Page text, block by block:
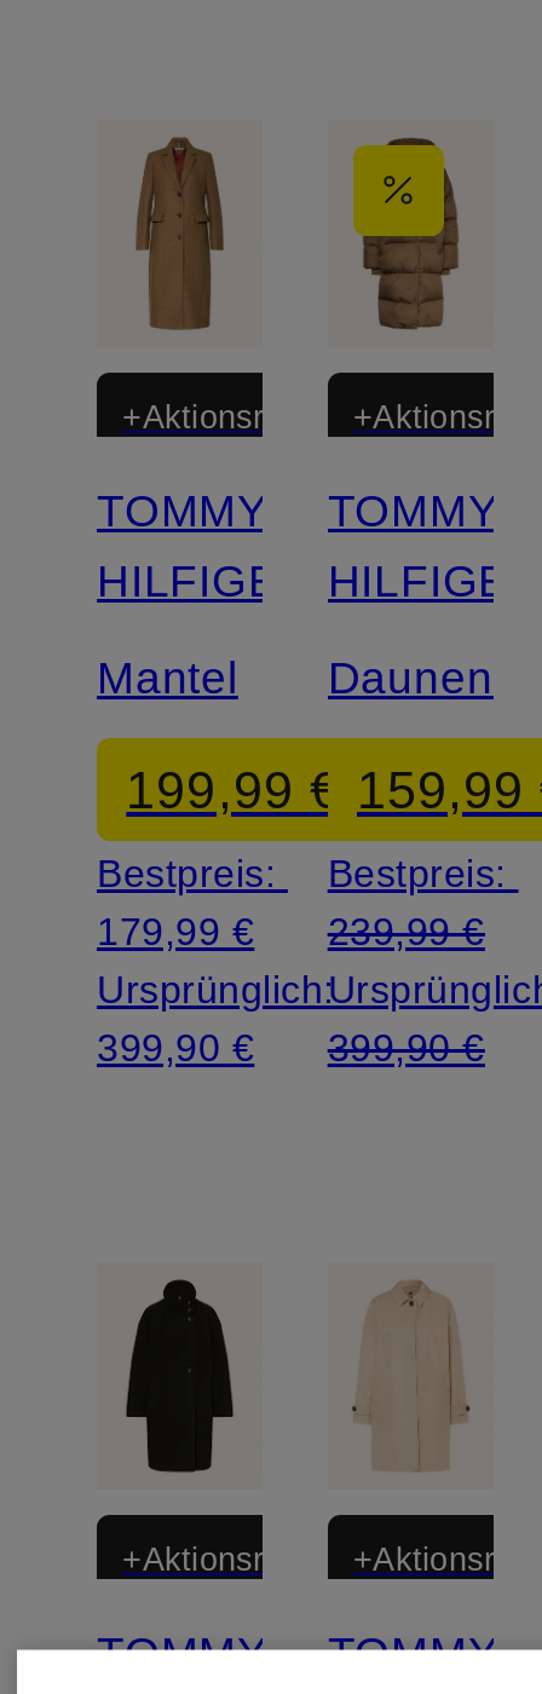
+Aktionsrabatt
TOMMY
HILFIGER
Mantel
199,99 €
Bestpreis:
179,99 €
Ursprünglich:
399,90 €
TOMMY
159,99
Bestpreis:
239,99 €
399,90 €
+Aktionsrabatt
TOMMY
TOMMY